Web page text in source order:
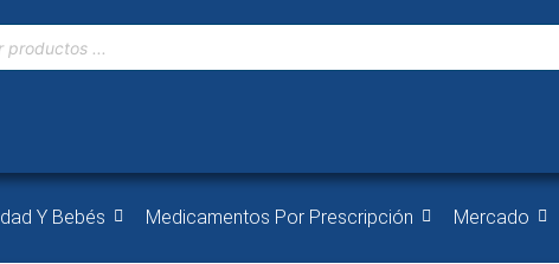
Y Bebés Medicamentos Por Prescripción Mercado